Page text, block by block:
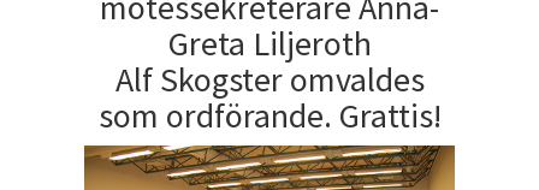
Greta Liljeroth
Alf Skogster omvaldes
som ordförande. Grattis!